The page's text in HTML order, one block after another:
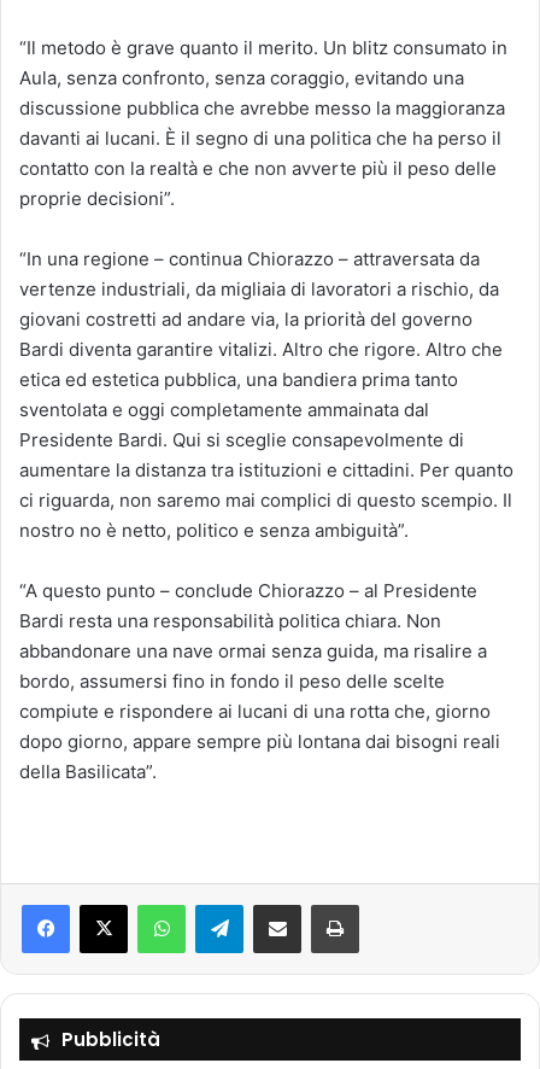
“Il metodo è grave quanto il merito. Un blitz consumato in
Aula, senza confronto, senza coraggio, evitando una
discussione pubblica che avrebbe messo la maggioranza
davanti ai lucani. È il segno di una politica che ha perso il
contatto con la realtà e che non avverte più il peso delle
proprie decisioni”.
“In una regione – continua Chiorazzo – attraversata da
vertenze industriali, da migliaia di lavoratori a rischio, da
giovani costretti ad andare via, la priorità del governo
Bardi diventa garantire vitalizi. Altro che rigore. Altro che
etica ed estetica pubblica, una bandiera prima tanto
sventolata e oggi completamente ammainata dal
Presidente Bardi. Qui si sceglie consapevolmente di
aumentare la distanza tra istituzioni e cittadini. Per quanto
ci riguarda, non saremo mai complici di questo scempio. Il
nostro no è netto, politico e senza ambiguità”.
“A questo punto – conclude Chiorazzo – al Presidente
Bardi resta una responsabilità politica chiara. Non
abbandonare una nave ormai senza guida, ma risalire a
bordo, assumersi fino in fondo il peso delle scelte
compiute e rispondere ai lucani di una rotta che, giorno
dopo giorno, appare sempre più lontana dai bisogni reali
della Basilicata”.
Telegram
Pubblicità